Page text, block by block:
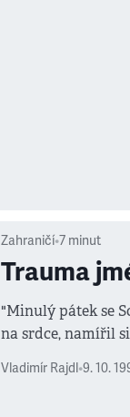
Zahraničí•7 minut
Trauma
"Minulý pátek se
na srdce, namířil
jedna báseň.
Vladimír Rajdl •9. 10.